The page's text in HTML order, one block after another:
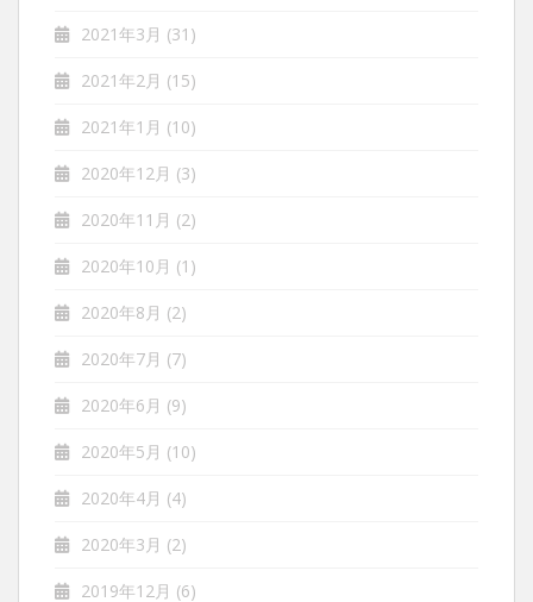
2021年3月 (31)
2021年2月 (15)
2021年1月 (10)
2020年12月 (3)
2020年11月 (2)
2020年10月 (1)
2020年8月 (2)
2020年7月 (7)
2020年6月 (9)
2020年5月 (10)
2020年4月 (4)
2020年3月 (2)
2019年12月 (6)